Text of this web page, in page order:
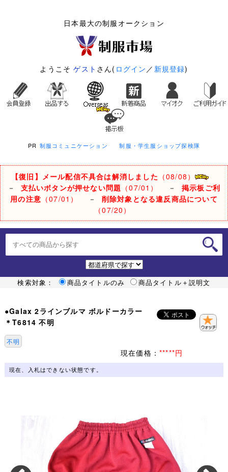
日本最大の制服オークション
ようこそゲスト さん( ログイン ／ 新規登録)
PR 制服コミュニケーション 制服・学生服ショップ探検隊
【復旧】メール配信不具合は解消しました （08/08）
－ 支払いボタンが押せない問題 （07/01） －掲示板ご利
用の注意 （07/01） － 削除対象となる違反商品について
（07/20）
検索対象： 商品タイトルのみ 商品タイトル＋説明文
●Galax 2ラインブルマ ボルドーカラー
＊T6814 不明
不明
現在価格： *****円
現在、入札はできない状態です。